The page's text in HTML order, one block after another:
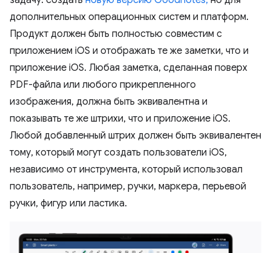
дополнительных операционных систем и платформ.
Продукт должен быть полностью совместим с
приложением iOS и отображать те же заметки, что и
приложение iOS. Любая заметка, сделанная поверх
PDF-файла или любого прикрепленного
изображения, должна быть эквивалентна и
показывать те же штрихи, что и приложение iOS.
Любой добавленный штрих должен быть эквивалентен
тому, который могут создать пользователи iOS,
независимо от инструмента, который использовал
пользователь, например, ручки, маркера, перьевой
ручки, фигур или ластика.